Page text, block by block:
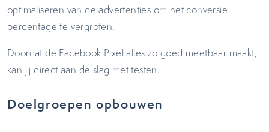
optimaliseren van de advertenties om het conversie
percentage te vergroten.
Doordat de Facebook Pixel alles zo goed meetbaar maakt,
kan jij direct aan de slag met testen.
Doelgroepen opbouwen